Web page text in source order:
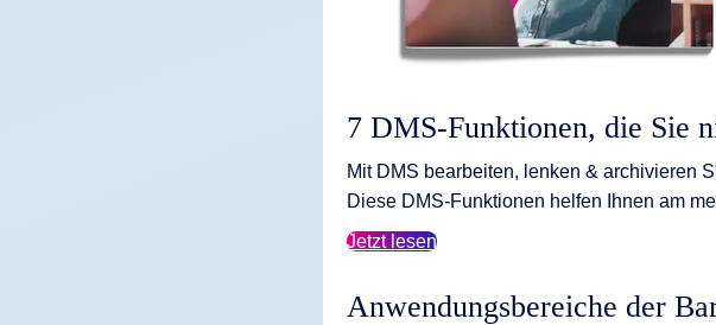
7 DMS-Funktionen, die Sie
Mit DMS bearbeiten, lenken & archivieren
Diese DMS-Funktionen helfen Ihnen am
Jetzt lesen
Anwendungsbereiche der